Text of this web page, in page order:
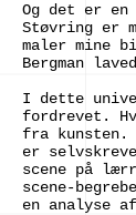
Og det er
Støvring er
maler mine
Bergman
I dette
fordrevet.
fra kunsten.
er
scene på
scene-
en analyse